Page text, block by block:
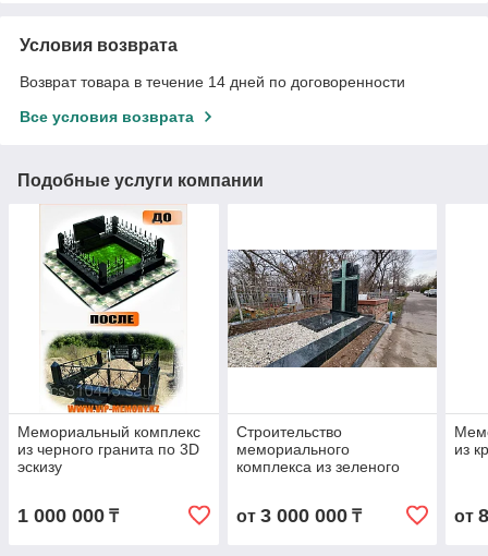
Условия возврата
Возврат товара в течение 14 дней по договоренности
Все условия возврата
Подобные услуги компании
Мемориальный комплекс
из черного гранита по 3D
эскизу
1 000 000 ₸
Строительство
мемориального
комплекса из зеленого
от 3 000 000₸
из
от